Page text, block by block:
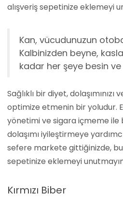
alışveriş sepetinize eklemeyi
Kan, vücudunuzun
Kalbinizden beyne,
kadar her şeye besin ve
Sağlıklı bir diyet, dolaşımınızı
optimize etmenin bir yoludur.
yönetimi ve sigara içmeme ile
dolaşımı iyileştirmeye
sefere markete gittiğinizde,
sepetinize eklemeyi
Kırmızı Biber